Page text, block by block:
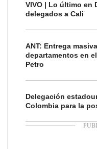
VIVO | Lo último en
delegados a Cali
ANT: Entrega
departamentos en
Petro
Delegación
Colombia para la